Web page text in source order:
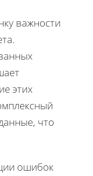
важности
этих
что
ошибок